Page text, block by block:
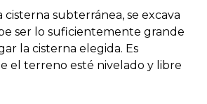
cisterna subterránea, se excava
ser lo suficientemente grande
la cisterna elegida. Es
el terreno esté nivelado y libre